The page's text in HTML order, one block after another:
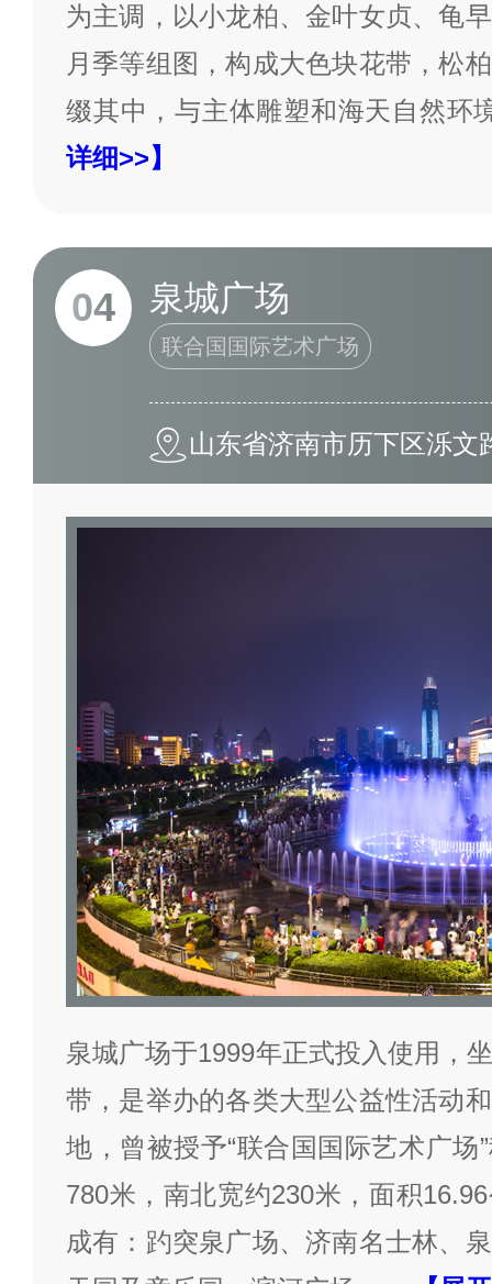
为主调，以小龙柏、金叶女贞、龟
月季等组图，构成大色块花带，松
缀其中，与主体雕塑和海天自然环
详细>>】
04 泉城广场
联合国国际艺术广场
山东省济南市历下区泺文
泉城广场于1999年正式投入使用，
带，是举办的各类大型公益性活动
地，曾被授予“联合国国际艺术广场
780米，南北宽约230米，面积
成有：趵突泉广场、济南名士林、